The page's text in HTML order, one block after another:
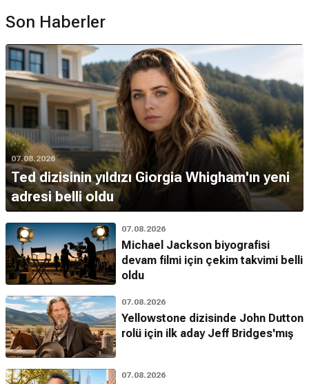
Son Haberler
07.08.2026
Ted dizisinin yıldızı Giorgia Whigham'ın yeni
adresi belli oldu
07.08.2026
Michael Jackson biyografisi
devam filmi için çekim takvimi belli
oldu
07.08.2026
Yellowstone dizisinde John Dutton
rolü için ilk aday Jeff Bridges'mış
07.08.2026